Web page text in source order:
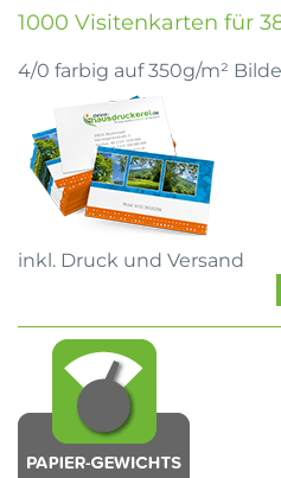
1000 Visitenkarten für
4/0 farbig auf 350g/m²
inkl. Druck und Versand